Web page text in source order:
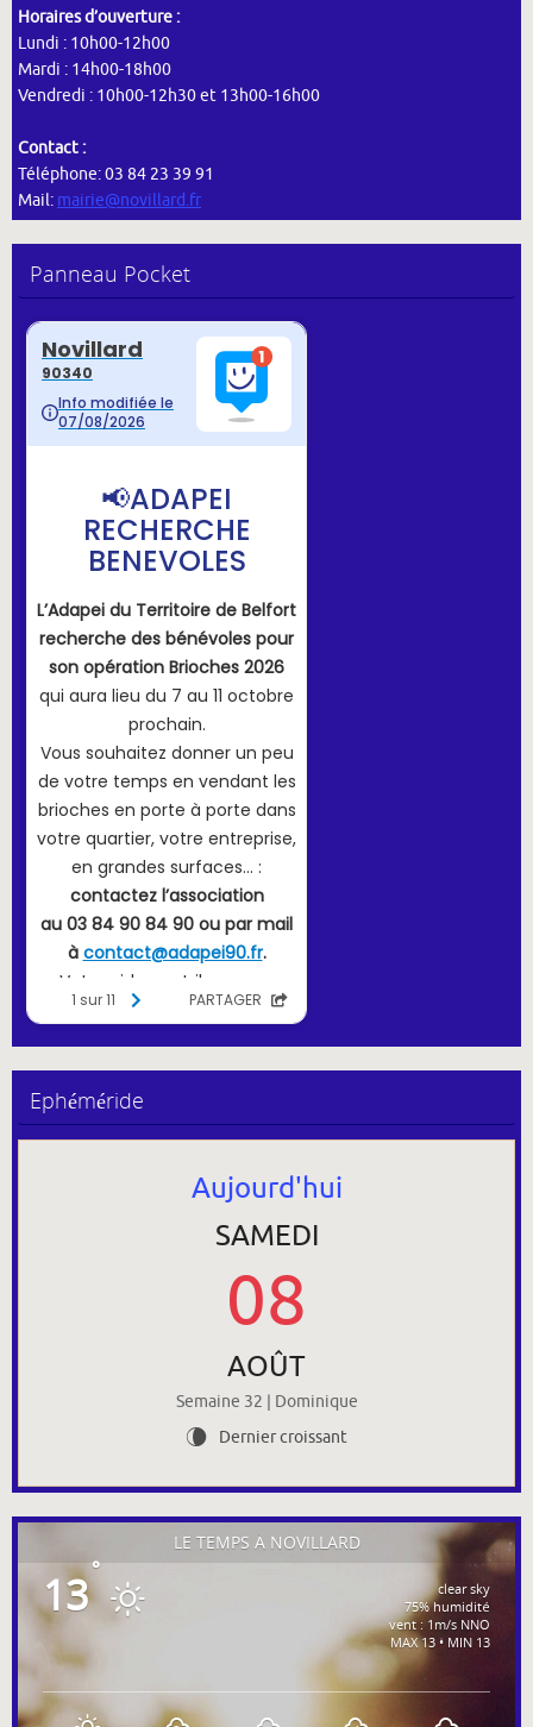
Horaires d’ouverture :
Lundi : 10h00-12h00
Mardi : 14h00-18h00
Vendredi : 10h00-12h30 et 13h00-16h00
Contact :
Téléphone: 03 84 23 39 91
Mail: mairie@novillard.fr
Panneau Pocket
Ephéméride
Aujourd'hui
SAMEDI
08
AOÛT
Semaine 32 | Dominique
V Dernier croissant
LE TEMPS À NOVILLARD
13°
clear sky
75% humidité
vent : 1m/s NNO
MAX 13 • MIN 13